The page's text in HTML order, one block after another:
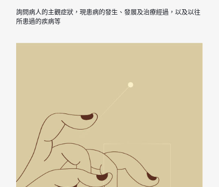
詢問病人的主觀症狀，現患病的發生、發展及治療經過，以及以往
所患過的疾病等